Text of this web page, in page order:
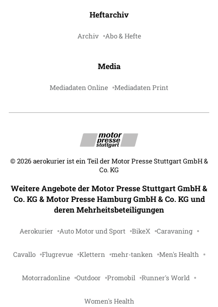
Heftarchiv
Archiv Abo & Hefte
Media
Mediadaten Online Mediadaten Print
© 2026 aerokurier ist ein Teil der Motor Presse Stuttgart GmbH &
Co. KG
Weitere Angebote der Motor Presse Stuttgart GmbH &
Co. KG & Motor Presse Hamburg GmbH & Co. KG und
deren Mehrheitsbeteiligungen
Aerokurier Auto Motor und Sport BikeX Caravaning
Cavallo Flugrevue Klettern mehr-tanken Men's Health
Motorradonline Outdoor Promobil Runner's World
Women's Health